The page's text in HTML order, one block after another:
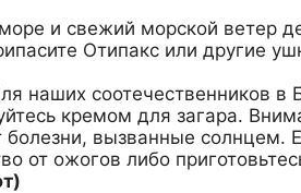
и свежий морской ветер
Отипакс или другие
наших соотечественников в
кремом для загара.
болезни, вызванные солнцем.
от ожогов либо